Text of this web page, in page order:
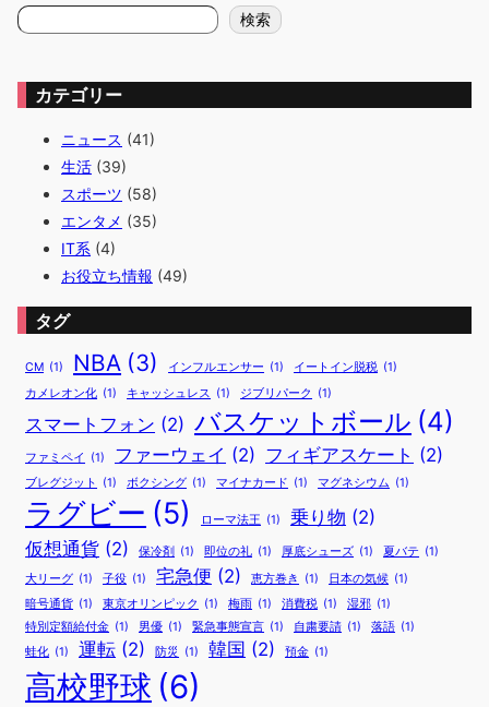
検
索
検索
カテゴリー
ニュース (41)
生活 (39)
スポーツ (58)
エンタメ (35)
IT系 (4)
お役立ち情報 (49)
タグ
CM (1) NBA (3) インフルエンサー (1) イートイン脱税 (1)
カメレオン化 (1) キャッシュレス (1) ジブリパーク (1)
スマートフォン (2) バスケットボール (4)
ファミペイ (1) ファーウェイ (2) フィギアスケート (2)
ブレグジット (1) ボクシング (1) マイナカード (1) マグネシウム (1)
ラグビー (5) ローマ法王 (1) 乗り物 (2)
仮想通貨 (2) 保冷剤 (1) 即位の礼 (1) 厚底シューズ (1) 夏バテ (1)
大リーグ (1) 子役 (1) 宅急便 (2) 恵方巻き (1) 日本の気候 (1)
暗号通貨 (1) 東京オリンピック (1) 梅雨 (1) 消費税 (1) 湿邪 (1)
特別定額給付金 (1) 男優 (1) 緊急事態宣言 (1) 自粛要請 (1) 落語 (1)
蛙化 (1) 運転 (2) 防災 (1) 韓国 (2) 預金 (1)
高校野球 (6)